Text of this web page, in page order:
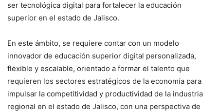
ser tecnológica digital para fortalecer la educación
superior en el estado de Jalisco.
En este ámbito, se requiere contar con un modelo
innovador de educación superior digital personalizada,
flexible y escalable, orientado a formar el talento que
requieren los sectores estratégicos de la economía para
impulsar la competitividad y productividad de la industria
regional en el estado de Jalisco, con una perspectiva de